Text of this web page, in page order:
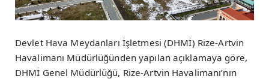
Devlet Hava Meydanları İşletmesi (DHMİ) Rize-Artvin
Havalimanı Müdürlüğünden yapılan açıklamaya göre,
DHMİ Genel Müdürlüğü, Rize-Artvin Havalimanı’nın